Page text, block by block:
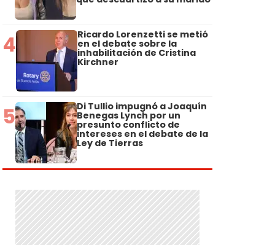
4 Ricardo Lorenzetti se metió
en el debate sobre la
inhabilitación de Cristina
Kirchner
5 Di Tullio impugnó a Joaquín
Benegas Lynch por un
presunto conflicto de
intereses en el debate de la
Ley de Tierras